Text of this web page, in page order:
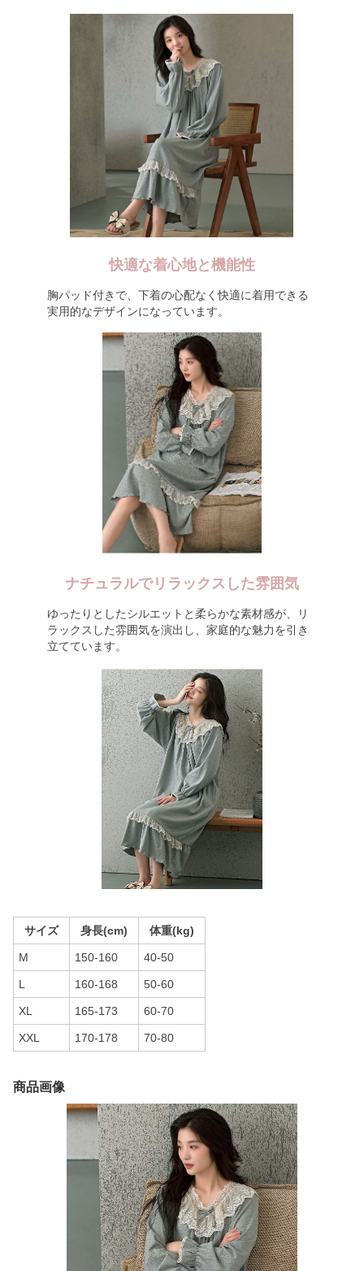
快適な着心地と機能性
胸パッド付きで、下着の心配なく快適に着用できる
実用的なデザインになっています。
ナチュラルでリラックスした雰囲気
ゆったりとしたシルエットと柔らかな素材感が、リ
ラックスした雰囲気を演出し、家庭的な魅力を引き
立てています。
サイズ 身長(cm) 体重(kg)
M 150-160 40-50
L 160-168 50-60
XL 165-173 60-70
XXL 170-178 70-80
商品画像